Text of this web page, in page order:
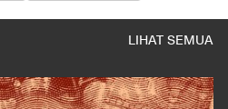
LIHAT SEMUA